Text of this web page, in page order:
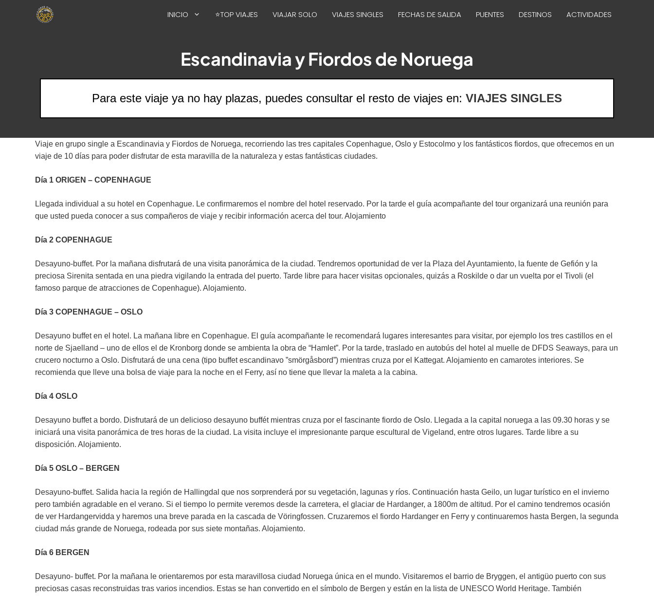
INICIO ⭐TOP VIAJES VIAJAR SOLO VIAJES SINGLES FECHAS DE SALIDA PUENTES DESTINOS ACTIVIDADES
Escandinavia y Fiordos de Noruega
Para este viaje ya no hay plazas, puedes consultar el resto de viajes en: VIAJES SINGLES
Viaje en grupo single a Escandinavia y Fiordos de Noruega, recorriendo las tres capitales Copenhague, Oslo y Estocolmo y los fantásticos fiordos, que ofrecemos en un
viaje de 10 días para poder disfrutar de esta maravilla de la naturaleza y estas fantásticas ciudades.
Día 1 ORIGEN – COPENHAGUE
Llegada individual a su hotel en Copenhague. Le confirmaremos el nombre del hotel reservado. Por la tarde el guía acompañante del tour organizará una reunión para
que usted pueda conocer a sus compañeros de viaje y recibir información acerca del tour. Alojamiento
Día 2 COPENHAGUE
Desayuno-buffet. Por la mañana disfrutará de una visita panorámica de la ciudad. Tendremos oportunidad de ver la Plaza del Ayuntamiento, la fuente de Gefión y la
preciosa Sirenita sentada en una piedra vigilando la entrada del puerto. Tarde libre para hacer visitas opcionales, quizás a Roskilde o dar un vuelta por el Tivoli (el
famoso parque de atracciones de Copenhague). Alojamiento.
Día 3 COPENHAGUE – OSLO
Desayuno buffet en el hotel. La mañana libre en Copenhague. El guía acompañante le recomendará lugares interesantes para visitar, por ejemplo los tres castillos en el
norte de Sjaelland – uno de ellos el de Kronborg donde se ambienta la obra de “Hamlet”. Por la tarde, traslado en autobús del hotel al muelle de DFDS Seaways, para un
crucero nocturno a Oslo. Disfrutará de una cena (tipo buffet escandinavo ”smörgåsbord”) mientras cruza por el Kattegat. Alojamiento en camarotes interiores. Se
recomienda que lleve una bolsa de viaje para la noche en el Ferry, así no tiene que llevar la maleta a la cabina.
Día 4 OSLO
Desayuno buffet a bordo. Disfrutará de un delicioso desayuno buffét mientras cruza por el fascinante fiordo de Oslo. Llegada a la capital noruega a las 09.30 horas y se
iniciará una visita panorámica de tres horas de la ciudad. La visita incluye el impresionante parque escultural de Vigeland, entre otros lugares. Tarde libre a su
disposición. Alojamiento.
Día 5 OSLO – BERGEN
Desayuno-buffet. Salida hacia la región de Hallingdal que nos sorprenderá por su vegetación, lagunas y ríos. Continuación hasta Geilo, un lugar turístico en el invierno
pero también agradable en el verano. Si el tiempo lo permite veremos desde la carretera, el glaciar de Hardanger, a 1800m de altitud. Por el camino tendremos ocasión
de ver Hardangervidda y haremos una breve parada en la cascada de Vöringfossen. Cruzaremos el fiordo Hardanger en Ferry y continuaremos hasta Bergen, la segunda
ciudad más grande de Noruega, rodeada por sus siete montañas. Alojamiento.
Día 6 BERGEN
Desayuno- buffet. Por la mañana le orientaremos por esta maravillosa ciudad Noruega única en el mundo. Visitaremos el barrio de Bryggen, el antigüo puerto con sus
preciosas casas reconstruidas tras varios incendios. Estas se han convertido en el símbolo de Bergen y están en la lista de UNESCO World Heritage. También